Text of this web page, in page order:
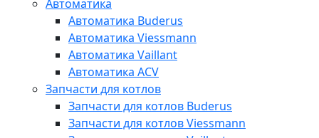
Автоматика
Автоматика Buderus
Автоматика Viessmann
Автоматика Vaillant
Автоматика ACV
Запчасти для котлов
Запчасти для котлов Buderus
Запчасти для котлов Viessmann